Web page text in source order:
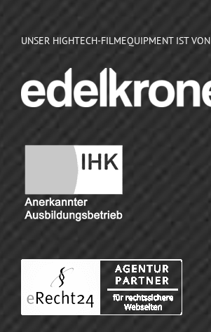
UNSER HIGHTECH-FILMEQUIPMENT IST VON